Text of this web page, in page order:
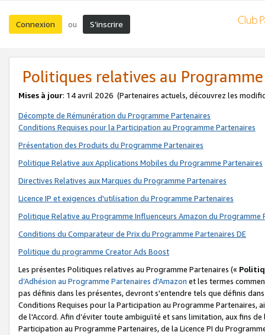
Connexion ou S’inscrire
Politiques relatives au
Mises à jour: 14 avril 2026 (Partenaires actuels, découvrez les
Décompte de Rémunération du Programme Partenaires
Conditions Requises pour la Participation au Programme Partenaires
Présentation des Produits du Programme Partenaires
Politique Relative aux Applications Mobiles du Programme Partenaires
Directives Relatives aux Marques du Programme Partenaires
Licence IP et exigences d'utilisation du Programme Partenaires
Politique Relative au Programme Influenceurs Amazon du Programme
Conditions du Comparateur de Prix du Programme Partenaires DE
Politique du programme Creator Ads Boost
Les présentes Politiques relatives au Programme Partenaires («
d’Adhésion au Programme Partenaires d'Amazon et les termes
pas définis dans les présentes, devront s'entendre tels que définis
Conditions Requises pour la Participation au Programme Partenaires,
de l'Accord. Afin d’éviter toute ambiguïté et sans limitation, aux fins
Participation au Programme Partenaires, de la Licence PI du